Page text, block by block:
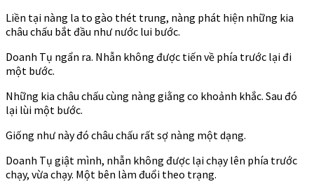
Liền tại nàng la to gào thét trung, nàng phát hiện những kia
châu chấu bắt đầu như nước lui bước.
Doanh Tụ ngẩn ra. Nhẫn không được tiến về phía trước lại đi
một bước.
Những kia châu chấu cùng nàng giằng co khoảnh khắc. Sau đó
lại lùi một bước.
Giống như này đó châu chấu rất sợ nàng một dạng.
Doanh Tụ giật mình, nhẫn không được lại chạy lên phía trước
chạy, vừa chạy. Một bên làm đuổi theo trạng.